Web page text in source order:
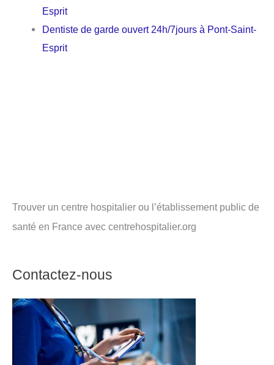
Esprit
Dentiste de garde ouvert 24h/7jours à Pont-Saint-
Esprit
Trouver un centre hospitalier ou l’établissement public de
santé en France avec centrehospitalier.org
Contactez-nous